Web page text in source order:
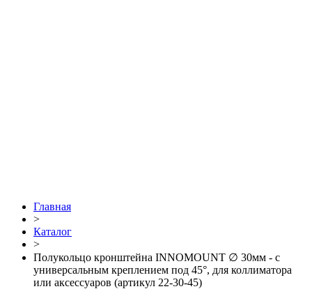
Главная
>
Каталог
>
Полукольцо кронштейна INNOMOUNT ∅ 30мм - с
универсальным креплением под 45°, для коллиматора
или аксессуаров (артикул 22-30-45)